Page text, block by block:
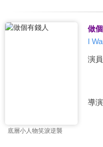
底層小人物笑淚逆襲
做
I
演員
導演